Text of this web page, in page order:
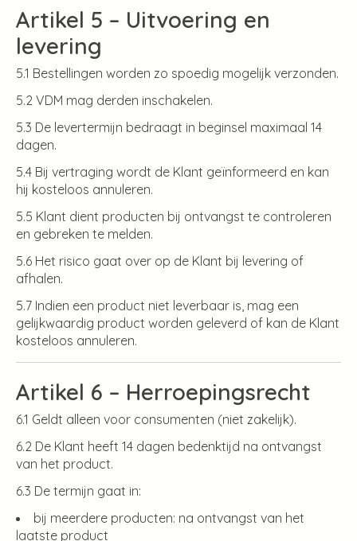
Artikel 5 – Uitvoering en
levering
5.1 Bestellingen worden zo spoedig mogelijk verzonden.
5.2 VDM mag derden inschakelen.
5.3 De levertermijn bedraagt in beginsel maximaal 14
dagen.
5.4 Bij vertraging wordt de Klant geïnformeerd en kan
hij kosteloos annuleren.
5.5 Klant dient producten bij ontvangst te controleren
en gebreken te melden.
5.6 Het risico gaat over op de Klant bij levering of
afhalen.
5.7 Indien een product niet leverbaar is, mag een
gelijkwaardig product worden geleverd of kan de Klant
kosteloos annuleren.
Artikel 6 – Herroepingsrecht
6.1 Geldt alleen voor consumenten (niet zakelijk).
6.2 De Klant heeft 14 dagen bedenktijd na ontvangst
van het product.
6.3 De termijn gaat in:
bij meerdere producten: na ontvangst van het
laatste product